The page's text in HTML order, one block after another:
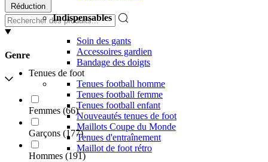
Indispensables
Soin des gants
Accessoires gardien
Bandage des doigts
Tenues de foot
Tenues football homme
Tenues football femme
Tenues football enfant
Nouveautés tenues de foot
Maillots Coupe du Monde
Tenues d'entraînement
Maillot de foot rétro
Réduction
Genre
Femmes (66)
Garçons (177)
Hommes (191)